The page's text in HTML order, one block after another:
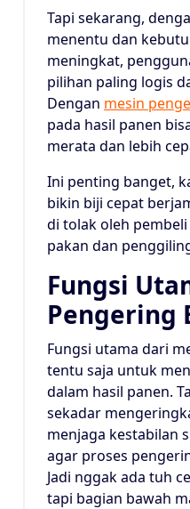
Tapi sekarang,
menentu dan
meningkat,
pilihan paling logis
Dengan mesin
pada hasil panen
merata dan lebih
Ini penting banget,
bikin biji cepat
di tolak oleh
pakan dan
Fungsi
Pengering
Fungsi utama dari
tentu saja untuk
dalam hasil panen.
sekadar
menjaga kestabilan
agar proses
Jadi nggak ada tuh
tapi bagian bawah